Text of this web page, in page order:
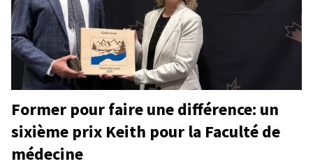
Former pour faire une différence: un
sixième prix Keith pour la Faculté de
médecine